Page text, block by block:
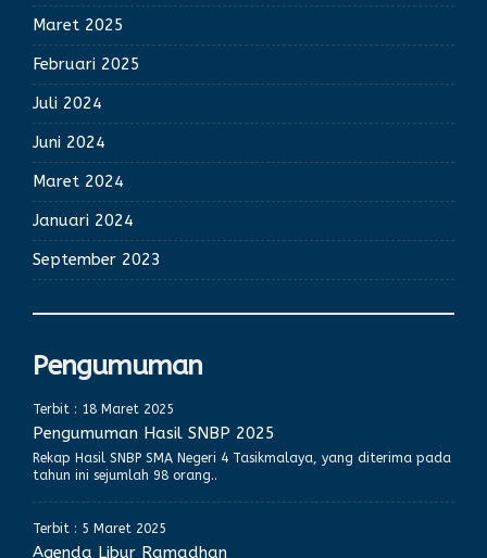
Maret 2025
Februari 2025
Juli 2024
Juni 2024
Maret 2024
Januari 2024
September 2023
Pengumuman
Terbit : 18 Maret 2025
Pengumuman Hasil SNBP 2025
Rekap Hasil SNBP SMA Negeri 4 Tasikmalaya, yang diterima pada
tahun ini sejumlah 98 orang..
Terbit : 5 Maret 2025
Agenda Libur Ramadhan